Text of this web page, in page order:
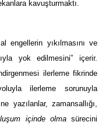
kavuşturmaktı.
engellerin yıkılmasını ve
yok edilmesini” içerir.
ilerleme fikrinde
ilerleme sorunuyla
yazılanlar, zamansallığı,
içinde olmasürecini